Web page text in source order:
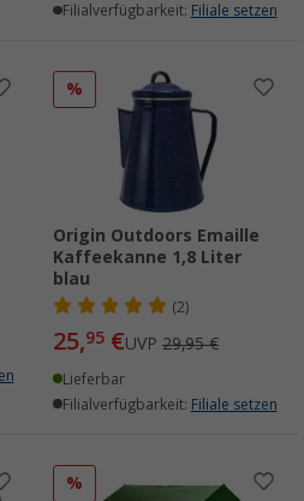
Filialverfügbarkeit: Filiale setzen
%
Origin Outdoors Emaille
Kaffeekanne 1,8 Liter
blau
(2)
25,95 €UVP 29,95 €
Lieferbar
Filialverfügbarkeit: Filiale setzen
%